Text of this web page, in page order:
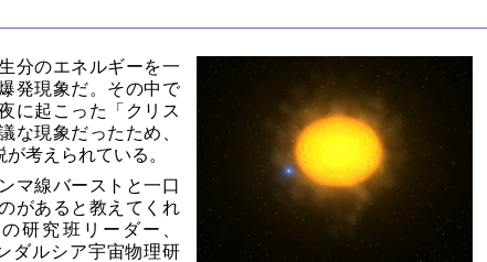
分のエネルギーを一
発現象だ。その中で
に起こった「クリス
な現象だったため、
考えられている。
マ線バーストと一口
があると教えてくれ
研究班リーダー、
ダルシア宇宙物理研